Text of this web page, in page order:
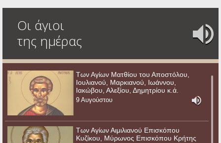
Οι άγιοι
της ημέρας
Των Αγίων Ματθίου του Αποστόλου,
Ιουλιανού, Μαρκιανού, Ιωάννου,
Ιακώβου, Αλεξίου, Δημητρίου κ.ά.
9 Αυγούστου
Των Αγίων Αιμιλιανού Επισκόπου
Κυζίκου, Μύρωνος Επισκόπου Κρήτης